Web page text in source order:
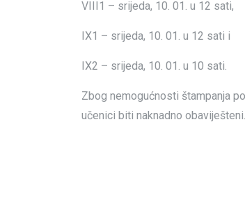
VIII1 – srijeda, 10. 01. u 12 sati,
IX1 – srijeda, 10. 01. u 12 sati i
IX2 – srijeda, 10. 01. u 10 sati.
Zbog nemogućnosti štampanja
učenici biti naknadno obaviješteni.